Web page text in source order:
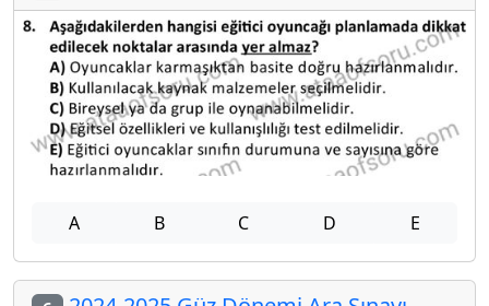
A B C D E